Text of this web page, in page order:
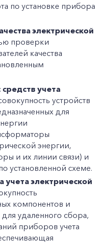
по установке прибора
электрической
проверки
качества
учета
устройств
для
энергии,
и их линии связи) и
установленной схеме.
учета электрической
компонентов и
для удаленного сбора,
приборов учета